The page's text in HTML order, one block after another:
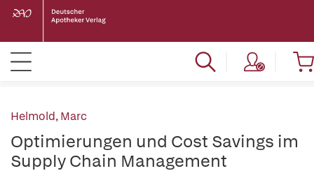
Helmold, Marc
Optimierungen und Cost Savings im
Supply Chain Management